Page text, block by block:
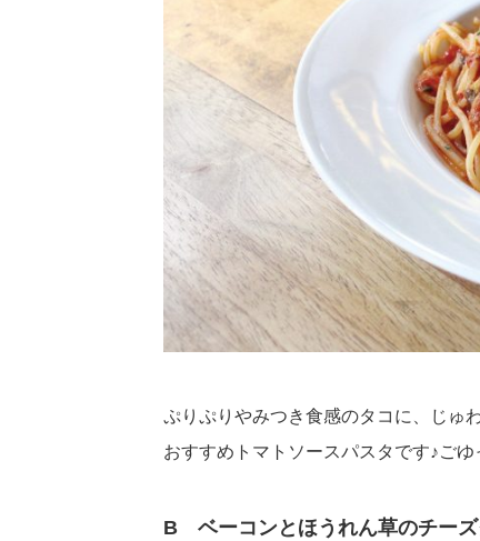
ぷりぷりやみつき食感のタコに、じゅ
おすすめトマトソースパスタです♪ごゆ
B ベーコンとほうれん草のチーズ